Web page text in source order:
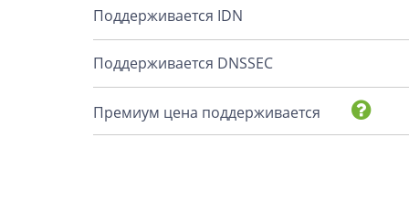
Поддерживается IDN
Поддерживается DNSSEC
Премиум цена поддерживается